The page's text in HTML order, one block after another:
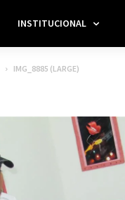
INSTITUCIONAL
IMG_8885 (LARGE)